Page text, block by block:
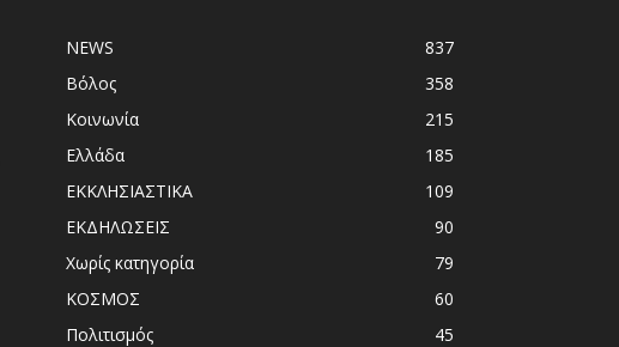
NEWS
837
Βόλος
358
Κοινωνία
215
Ελλάδα
185
ΕΚΚΛΗΣΙΑΣΤΙΚΑ
109
ΕΚΔΗΛΩΣΕΙΣ
90
Χωρίς κατηγορία
79
ΚΟΣΜΟΣ
60
Πολιτισμός
45